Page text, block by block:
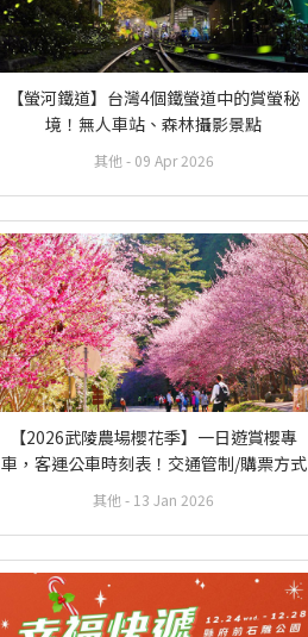
【螢河鐵道】台灣4個鐵螢道中的賞螢秘
境！無人車站、森林攝影景點
其他 - 09 Apr 2026
【2026武陵農場櫻花季】一日遊賞櫻專
車，客運公車時刻表！交通管制/購票方式
其他 - 13 Jan 2026